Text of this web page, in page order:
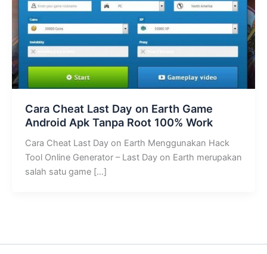
Cara Cheat Last Day on Earth Game
Android Apk Tanpa Root 100% Work
Cara Cheat Last Day on Earth Menggunakan Hack
Tool Online Generator – Last Day on Earth merupakan
salah satu game […]